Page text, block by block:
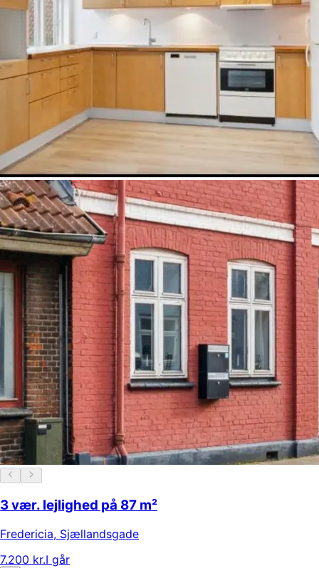
3 vær. lejlighed på 87 m²
Fredericia, Sjællandsgade
7.200 kr.I går